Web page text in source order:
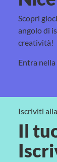
Scopri
angolo di
creatività!
Entra
Iscriviti
Il